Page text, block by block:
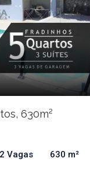
630m²
2 Vagas 630 m²